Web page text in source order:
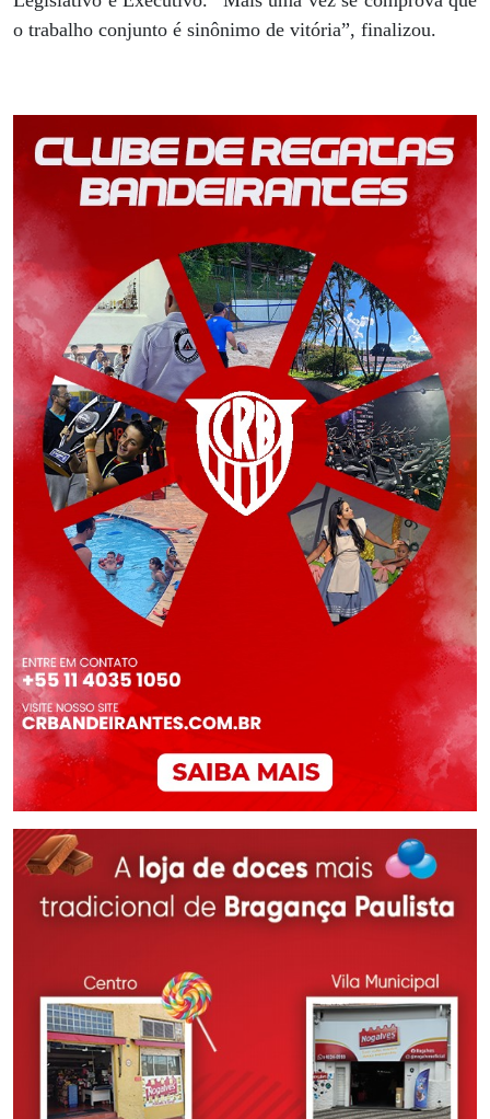
o trabalho conjunto é sinônimo de vitória”, finalizou.